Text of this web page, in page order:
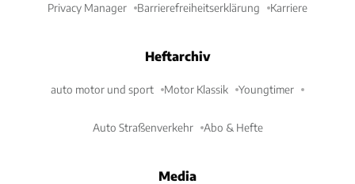
Privacy Manager Barrierefreiheitserklärung Karriere
Heftarchiv
auto motor und sport Motor Klassik Youngtimer
Auto Straßenverkehr Abo & Hefte
Media